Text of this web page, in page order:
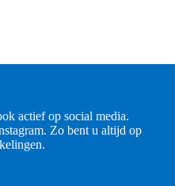
actief op social media.
Zo bent u altijd op